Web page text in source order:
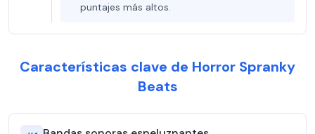
puntajes más altos.
Características clave de Horror Spranky
Beats